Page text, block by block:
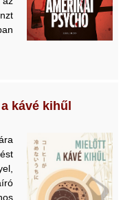
kávé kihűl